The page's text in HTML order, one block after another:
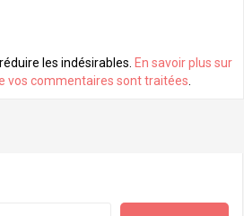
les indésirables. En savoir plus sur
vos commentaires sont traitées